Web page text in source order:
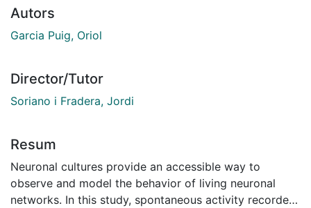
Autors
Garcia Puig, Oriol
Director/Tutor
Soriano i Fradera, Jordi
Resum
Neuronal cultures provide an accessible way to
observe and model the behavior of living neuronal
networks. In this study, spontaneous activity recorded